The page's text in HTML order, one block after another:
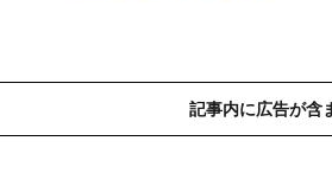
記事内に広告が含